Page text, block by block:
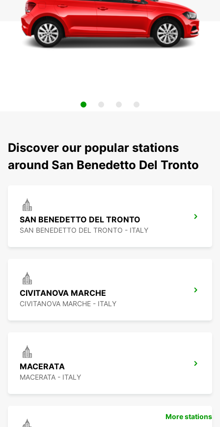
Discover our popular stations
around San Benedetto Del Tronto
SAN BENEDETTO DEL TRONTO
SAN BENEDETTO DEL TRONTO - ITALY
CIVITANOVA MARCHE
CIVITANOVA MARCHE - ITALY
MACERATA
MACERATA - ITALY
More stations